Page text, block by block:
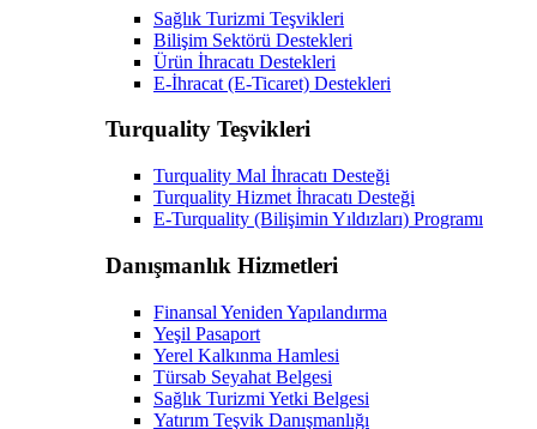
Sağlık Turizmi Teşvikleri
Bilişim Sektörü Destekleri
Ürün İhracatı Destekleri
E-İhracat (E-Ticaret) Destekleri
Turquality Teşvikleri
Turquality Mal İhracatı Desteği
Turquality Hizmet İhracatı Desteği
E-Turquality (Bilişimin Yıldızları) Programı
Danışmanlık Hizmetleri
Finansal Yeniden Yapılandırma
Yeşil Pasaport
Yerel Kalkınma Hamlesi
Türsab Seyahat Belgesi
Sağlık Turizmi Yetki Belgesi
Yatırım Teşvik Danışmanlığı